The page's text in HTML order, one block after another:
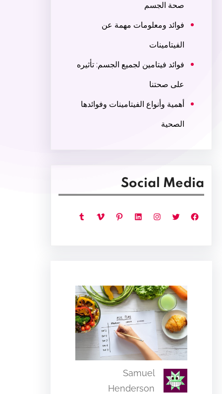
صحة الجسم
فوائد ومعلومات مهمة عن
الفيتامينات
فوائد فيتامين لجميع الجسم: تأثيره
على صحتنا
أهمية وأنواع الفيتامينات وفوائدها
الصحية
Social Media
فيسبوك تويتر إنستجرام لينكد إن بينتريست فيميو تمبلر
Samuel
Henderson